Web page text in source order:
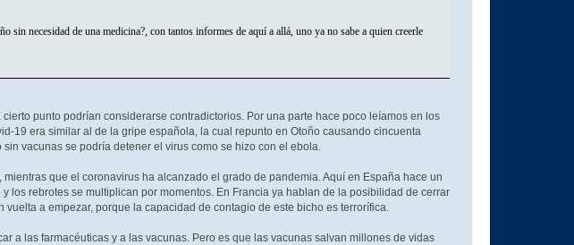
sin necesidad de una medicina?, con tantos informes de aquí a allá, uno ya no sabe a quien creerle
punto podrían considerarse contradictorios. Por una parte hace poco leíamos en los
19 era similar al de la gripe española, la cual repunto en Otoño causando cincuenta
vacunas se podría detener el virus como se hizo con el ebola.
que el coronavirus ha alcanzado el grado de pandemia. Aquí en España hace un
los rebrotes se multiplican por momentos. En Francia ya hablan de la posibilidad de cerrar
a empezar, porque la capacidad de contagio de este bicho es terrorífica.
a las farmacéuticas y a las vacunas. Pero es que las vacunas salvan millones de vidas